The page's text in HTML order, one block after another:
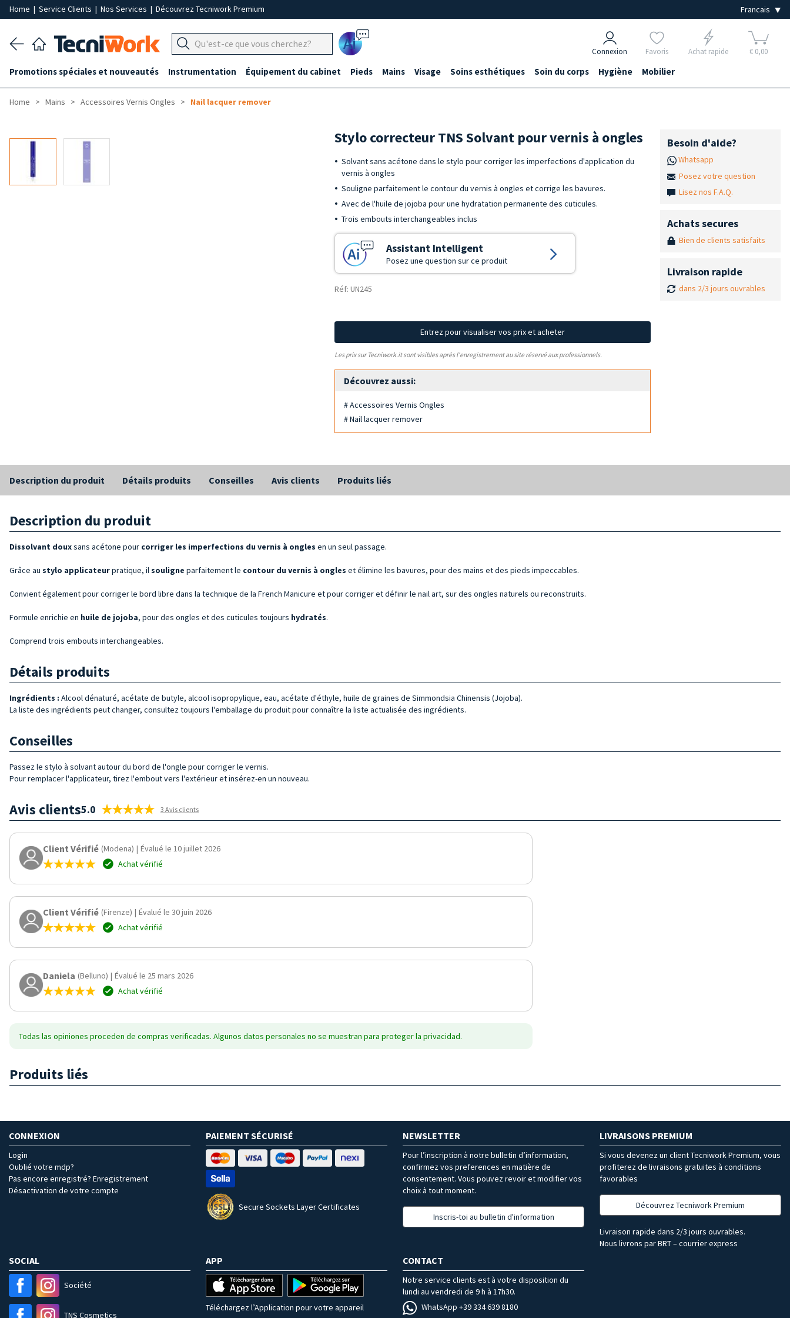
Home | Service Clients | Nos Services | Découvrez Tecniwork Premium
Ai Connexion Favoris Achat rapide € 0,00
Promotions spéciales et nouveautés Instrumentation Équipement du cabinet Pieds Mains Visage Soins esthétiques Soin du corps Hygiène Mobilier
Home Mains Accessoires Vernis Ongles Nail lacquer remover
Stylo correcteur TNS Solvant pour vernis à ongles
Solvant sans acétone dans le stylo pour corriger les imperfections d'application du
vernis à ongles
Souligne parfaitement le contour du vernis à ongles et corrige les bavures.
Avec de l'huile de jojoba pour une hydratation permanente des cuticules.
Trois embouts interchangeables inclus
Assistant Intelligent
Posez une question sur ce produit
Réf: UN245
Entrez pour visualiser vos prix et acheter
Les prix sur Tecniwork.it sont visibles après l'enregistrement au site réservé aux professionnels.
Découvrez aussi:
# Accessoires Vernis Ongles
# Nail lacquer remover
Besoin d'aide?
Whatsapp
Posez votre question
Lisez nos F.A.Q.
Achats secures
Bien de clients satisfaits
Livraison rapide
dans 2/3 jours ouvrables
Description du produit Détails produits Conseilles Avis clients Produits liés
Description du produit
Dissolvant douxsans acétone pour corriger les imperfections du vernis à ongles en un seul passage.
Grâce au stylo applicateurpratique, ilsouligne parfaitement le contour du vernis à ongles et élimine les bavures, pour des mains et des pieds impeccables.
Convient également pour corriger le bord libre dans la technique de la French Manicure et pour corriger et définir le nail art, sur des ongles naturels ou reconstruits.
Formule enrichie en huile de jojoba, pour des ongles et des cuticules toujours hydratés.
Comprend trois embouts interchangeables.
Détails produits
Ingrédients : Alcool dénaturé, acétate de butyle, alcool isopropylique, eau, acétate d'éthyle, huile de graines de Simmondsia Chinensis (Jojoba).
La liste des ingrédients peut changer, consultez toujours l'emballage du produit pour connaître la liste actualisée des ingrédients.
Conseilles
Passez le stylo à solvant autour du bord de l'ongle pour corriger le vernis.
Pour remplacer l'applicateur, tirez l'embout vers l'extérieur et insérez-en un nouveau.
Avis clients5.0 3 Avis clients
Client Vérifié (Modena) | Évalué le 10 juillet 2026
Achat vérifié
Client Vérifié (Firenze) | Évalué le 30 juin 2026
Achat vérifié
Daniela (Belluno) | Évalué le 25 mars 2026
Achat vérifié
Todas las opiniones proceden de compras verificadas. Algunos datos personales no se muestran para proteger la privacidad.
Produits liés
CONNEXION
Login
Oublié votre mdp?
Pas encore enregistré? Enregistrement
Désactivation de votre compte
PAIEMENT SÉCURISÉ
Secure Sockets Layer Certificates
NEWSLETTER
Pour l’inscription à notre bulletin d’information,
confirmez vos preferences en matière de
consentement. Vous pouvez revoir et modifier vos
choix à tout moment.
Inscris-toi au bulletin d'information
LIVRAISONS PREMIUM
Si vous devenez un client Tecniwork Premium, vous
profiterez de livraisons gratuites à conditions
favorables
Découvrez Tecniwork Premium
Livraison rapide dans 2/3 jours ouvrables.
Nous livrons par BRT – courrier express
SOCIAL
Société
TNS Cosmetics
APP
Téléchargez l’Application pour votre appareil
CONTACT
Notre service clients est à votre disposition du
lundi au vendredi de 9 h à 17h30.
WhatsApp +39 334 639 8180